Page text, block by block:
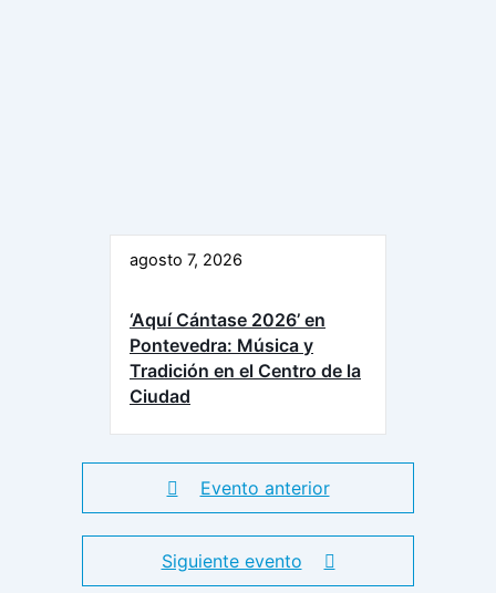
agosto 7, 2026
‘Aquí Cántase 2026’ en
Pontevedra: Música y
Tradición en el Centro de la
Ciudad
Evento anterior
Siguiente evento